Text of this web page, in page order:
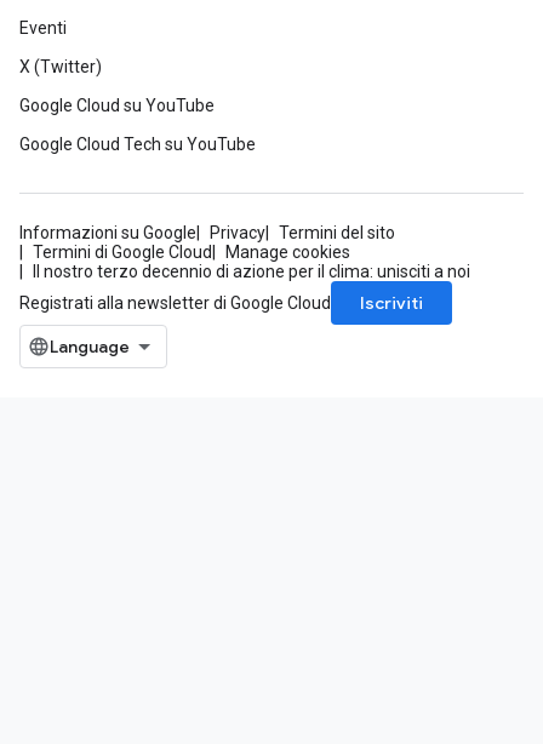
Eventi
X (Twitter)
Google Cloud su YouTube
Google Cloud Tech su YouTube
Informazioni su Google Privacy
Termini del sito
Termini di Google Cloud
Manage cookies
Il nostro terzo decennio di azione per il clima: unisciti a noi
Registrati alla newsletter di Google Cloud
Iscriviti